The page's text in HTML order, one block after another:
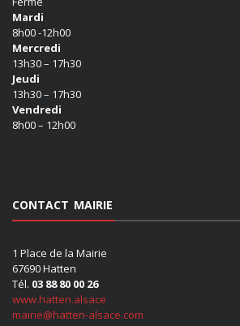
Mardi
8h00 -12h00
Mercredi
13h30 – 17h30
Jeudi
13h30 – 17h30
Vendredi
8h00 – 12h00
CONTACT MAIRIE
1 Place de la Mairie
67690 Hatten
Tél. 03 88 80 00 26
www.hatten.alsace
mairie@hatten-alsace.com